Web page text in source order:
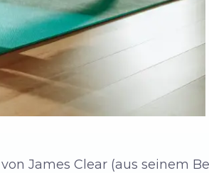
James Clear (aus seinem